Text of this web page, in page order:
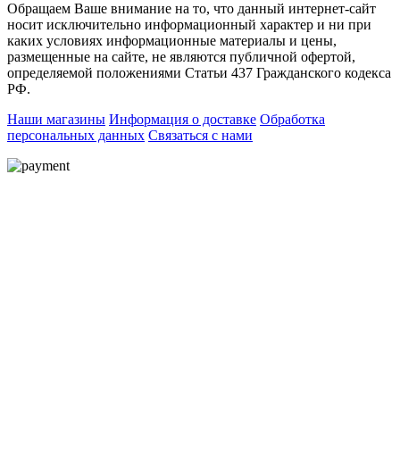
Обращаем Ваше внимание на то, что данный интернет-сайт
носит исключительно информационный характер и ни при
каких условиях информационные материалы и цены,
размещенные на сайте, не являются публичной офертой,
определяемой положениями Статьи 437 Гражданского кодекса
РФ.
Наши магазины Информация о доставке Обработка
персональных данных Связаться с нами